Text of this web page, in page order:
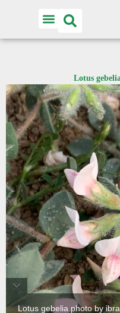
Lotus gebelia photo by